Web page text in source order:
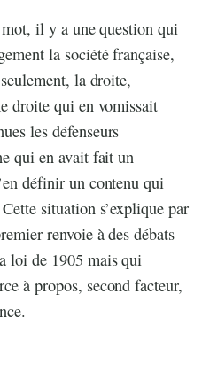
il y a une question qui
la société française,
la droite,
droite qui en vomissait
les défenseurs
qui en avait fait un
définir un contenu qui
situation s’explique par
renvoie à des débats
loi de 1905 mais qui
à propos, second facteur,